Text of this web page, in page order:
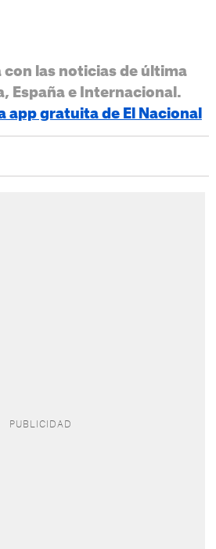
con las noticias de última
España e Internacional.
app gratuita de El Nacional